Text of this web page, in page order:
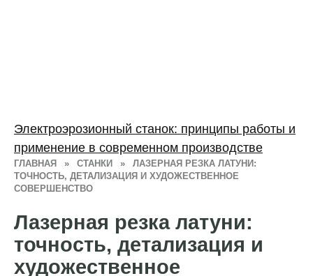
ГЛАВНАЯ » СТАНКИ »
ЛАЗЕРНАЯ РЕЗКА ЛАТУНИ:
ТОЧНОСТЬ, ДЕТАЛИЗАЦИЯ И ХУДОЖЕСТВЕННОЕ
СОВЕРШЕНСТВО
Лазерная резка латуни:
точность, детализация и
художественное
Электроэрозионный станок: принципы работы и
применение в современном производстве